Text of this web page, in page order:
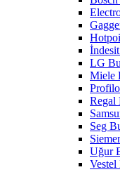
LG
Miele
Regal
Seg
Uğur
Vestel